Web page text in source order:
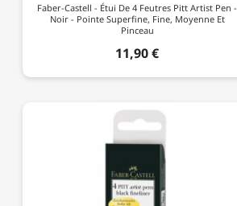
Faber-Castell - Étui De 4 Feutres Pitt Artist Pen -
Noir - Pointe Superfine, Fine, Moyenne Et
Pinceau
11,90 €